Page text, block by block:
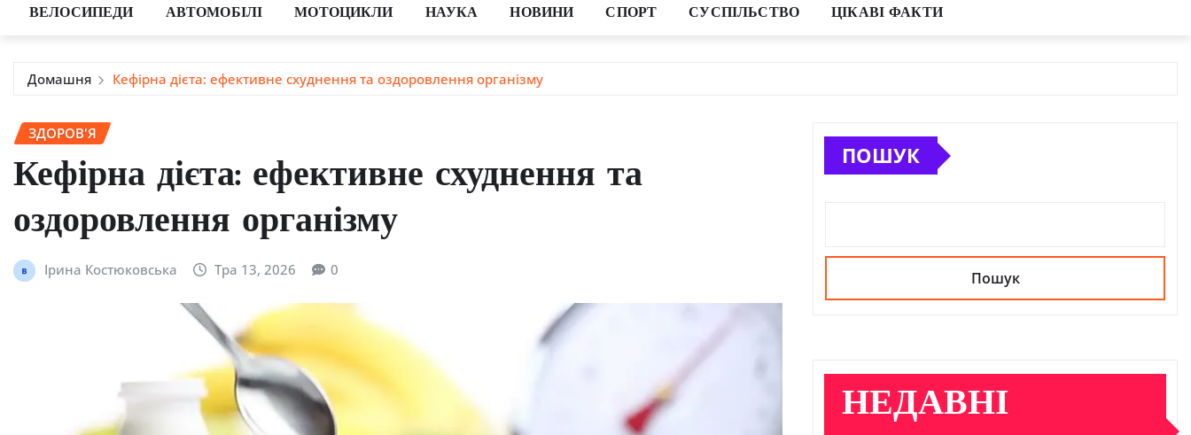
ВЕЛОСИПЕДИ АВТОМОБІЛІ МОТОЦИКЛИ НАУКА НОВИНИ СПОРТ СУСПІЛЬСТВО ЦІКАВІ ФАКТИ
Домашня Кефірна дієта: ефективне схуднення та оздоровлення організму
ЗДОРОВ'Я
Кефірна дієта: ефективне схуднення та
оздоровлення організму
Ірина Костюковська Тра 13, 2026 0
ПОШУК
Пошук
НЕДАВНІ